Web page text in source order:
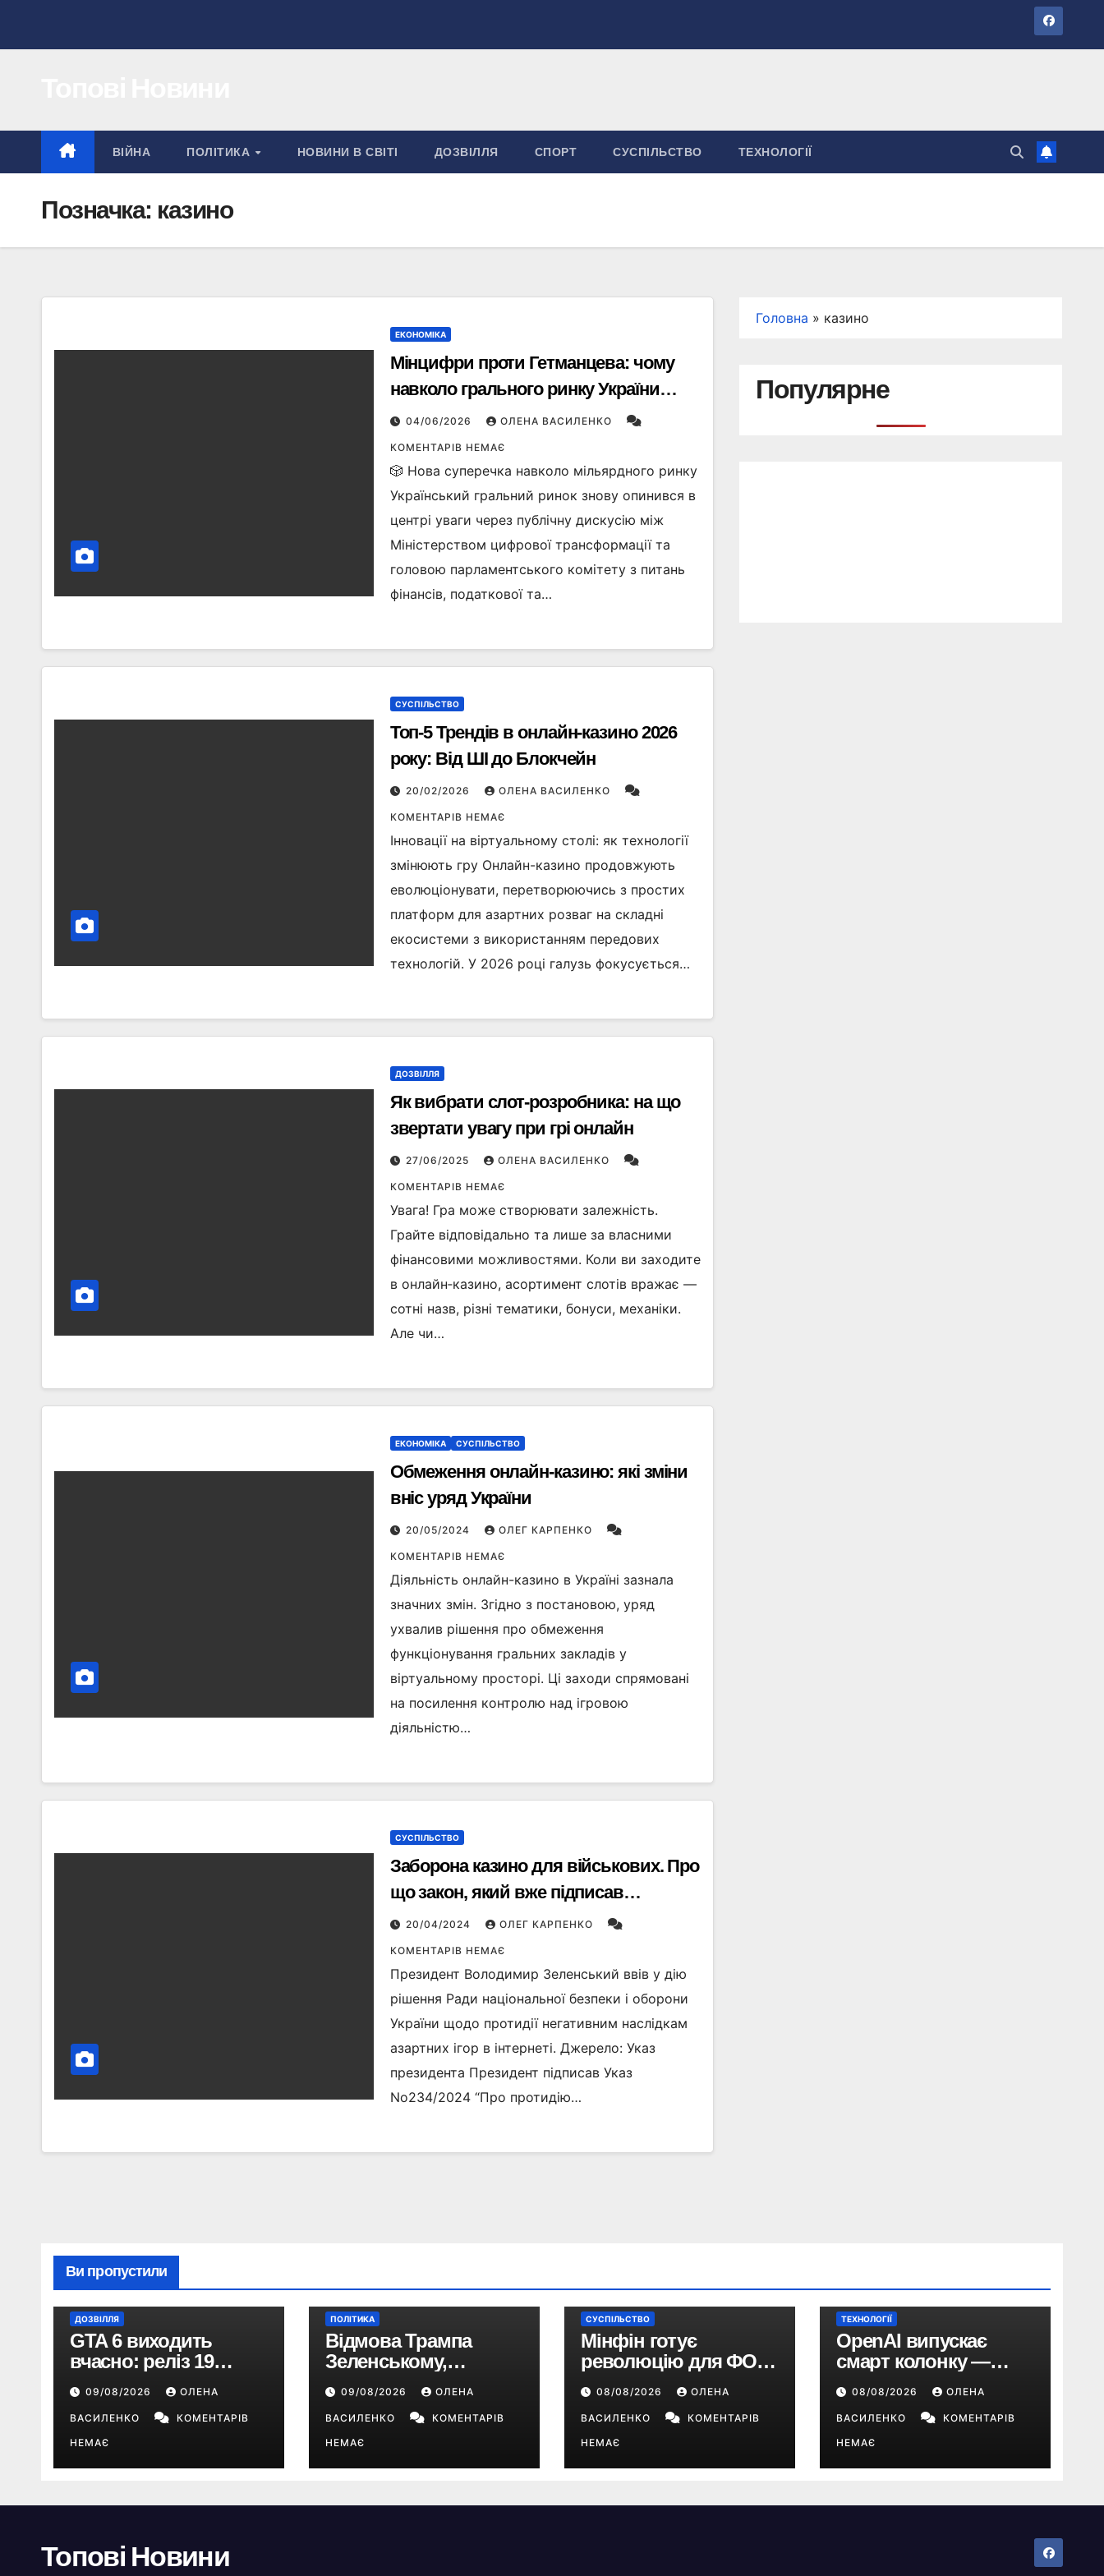
ВІЙНА ПОЛІТИКА НОВИНИ В СВІТІ ДОЗВІЛЛЯ СПОРТ СУСПІЛЬСТВО ТЕХНОЛОГІЇ
Позначка: казино
ЕКОНОМІКА
Мінцифри проти Гетманцева: чому
навколо грального ринку України
спалахнув новий конфлікт
04/06/2026 ОЛЕНА ВАСИЛЕНКО
КОМЕНТАРІВ НЕМАЄ
🎲 Нова суперечка навколо мільярдного ринку
Український гральний ринок знову опинився в
центрі уваги через публічну дискусію між
Міністерством цифрової трансформації та
головою парламентського комітету з питань
фінансів, податкової та…
СУСПІЛЬСТВО
Топ-5 Трендів в онлайн-казино 2026
року: Від ШІ до Блокчейн
20/02/2026 ОЛЕНА ВАСИЛЕНКО
КОМЕНТАРІВ НЕМАЄ
Інновації на віртуальному столі: як технології
змінюють гру Онлайн-казино продовжують
еволюціонувати, перетворюючись з простих
платформ для азартних розваг на складні
екосистеми з використанням передових
технологій. У 2026 році галузь фокусується…
ДОЗВІЛЛЯ
Як вибрати слот‑розробника: на що
звертати увагу при грі онлайн
27/06/2025 ОЛЕНА ВАСИЛЕНКО
КОМЕНТАРІВ НЕМАЄ
Увага! Гра може створювати залежність.
Грайте відповідально та лише за власними
фінансовими можливостями. Коли ви заходите
в онлайн‑казино, асортимент слотів вражає —
сотні назв, різні тематики, бонуси, механіки.
Але чи…
ЕКОНОМІКА СУСПІЛЬСТВО
Обмеження онлайн-казино: які зміни
вніс уряд України
20/05/2024 ОЛЕГ КАРПЕНКО
КОМЕНТАРІВ НЕМАЄ
Діяльність онлайн-казино в Україні зазнала
значних змін. Згідно з постановою, уряд
ухвалив рішення про обмеження
функціонування гральних закладів у
віртуальному просторі. Ці заходи спрямовані
на посилення контролю над ігровою
діяльністю…
СУСПІЛЬСТВО
Заборона казино для військових. Про
що закон, який вже підписав
президент?
20/04/2024 ОЛЕГ КАРПЕНКО
КОМЕНТАРІВ НЕМАЄ
Президент Володимир Зеленський ввів у дію
рішення Ради національної безпеки і оборони
України щодо протидії негативним наслідкам
азартних ігор в інтернеті. Джерело: Указ
президента Президент підписав Указ
No234/2024 “Про протидію…
Головна » казино
Популярне
Ви пропустили
ДОЗВІЛЛЯ
GTA 6 виходить
вчасно: реліз 19
листопада, трейлер
на Netflix і $180 млн
передзамовлень
09/08/2026 ОЛЕНА
ВАСИЛЕНКО
КОМЕНТАРІВ
НЕМАЄ
ПОЛІТИКА
Відмова Трампа
Зеленському,
скандали і нові
обстріли України –
що пішло не так?
09/08/2026 ОЛЕНА
ВАСИЛЕНКО
КОМЕНТАРІВ
НЕМАЄ
СУСПІЛЬСТВО
Мінфін готує
революцію для ФОП:
єдиний податок до
10%, ПДВ з 2028 року
та перегляд 2-ї групи
08/08/2026 ОЛЕНА
ВАСИЛЕНКО
КОМЕНТАРІВ
НЕМАЄ
ТЕХНОЛОГІЇ
OpenAI випускає
смарт колонку —
портативну колонку з
ChatGPT, камерою та
цінником понад $300
08/08/2026 ОЛЕНА
ВАСИЛЕНКО
КОМЕНТАРІВ
НЕМАЄ
Топові Новини